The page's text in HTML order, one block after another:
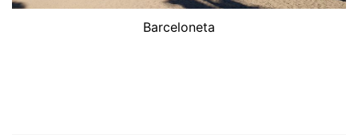
Barceloneta